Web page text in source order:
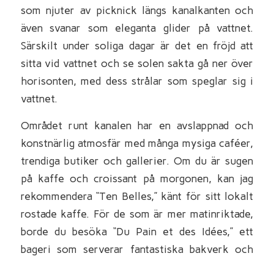
som njuter av picknick längs kanalkanten och
även svanar som eleganta glider på vattnet.
Särskilt under soliga dagar är det en fröjd att
sitta vid vattnet och se solen sakta gå ner över
horisonten, med dess strålar som speglar sig i
vattnet.
Området runt kanalen har en avslappnad och
konstnärlig atmosfär med många mysiga caféer,
trendiga butiker och gallerier. Om du är sugen
på kaffe och croissant på morgonen, kan jag
rekommendera “Ten Belles,” känt för sitt lokalt
rostade kaffe. För de som är mer matinriktade,
borde du besöka “Du Pain et des Idées,” ett
bageri som serverar fantastiska bakverk och